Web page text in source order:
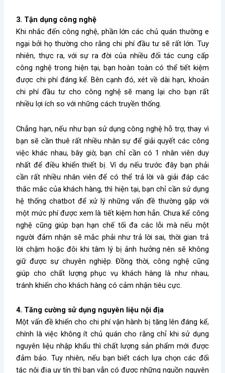
3. Tận dụng công nghệ
Khi nhắc đến công nghệ, phần lớn các chủ quán thường e
ngại bởi họ thường cho rằng chi phí đầu tư sẽ rất lớn. Tuy
nhiên, thực ra, với sự ra đời của nhiều đối tác cung cấp
công nghệ trong hiện tại, bạn hoàn toàn có thể tiết kiệm
được chi phí đáng kể. Bên cạnh đó, xét về dài hạn, khoản
chi phí đầu tư cho công nghệ sẽ mang lại cho bạn rất
nhiều lợi ích so với những cách truyền thống.
Chẳng hạn, nếu như bạn sử dụng công nghệ hỗ trợ, thay vì
bạn sẽ cần thuê rất nhiều nhân sự để giải quyết các công
việc khác nhau, bây giờ, bạn chỉ cần có 1 nhân viên duy
nhất để điều khiển thiết bị. Ví dụ nếu trước đây bạn phải
cần rất nhiều nhân viên để có thể trả lời và giải đáp các
thắc mắc của khách hàng, thì hiện tại, bạn chỉ cần sử dụng
hệ thống chatbot để xử lý những vấn đề thường gặp với
một mức phí được xem là tiết kiệm hơn hẳn. Chưa kể công
nghệ cũng giúp bạn hạn chế tối đa các lỗi mà nếu một
người đảm nhận sẽ mắc phải như trả lời sai, thời gian trả
lời chậm hoặc đôi khi tâm lý bị ảnh hưởng nên sẽ không
giữ được sự chuyên nghiệp. Đồng thời, công nghệ cũng
giúp cho chất lượng phục vụ khách hàng là như nhau,
tránh khiến cho khách hàng có cảm nhận tiêu cực.
4. Tăng cường sử dụng nguyên liệu nội địa
Một vấn đề khiến cho chi phí vận hành bị tăng lên đáng kể,
chính là việc không ít chủ quán cho rằng chỉ khi sử dụng
nguyên liệu nhập khẩu thì chất lượng sản phẩm mới được
đảm bảo. Tuy nhiên, nếu bạn biết cách lựa chọn các đối
tác nội địa uy tín thì bạn vẫn có được những nguồn nguyên